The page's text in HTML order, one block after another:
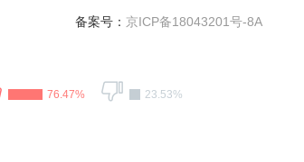
备案号： 京ICP备18043201号-8A
76.47% 23.53%